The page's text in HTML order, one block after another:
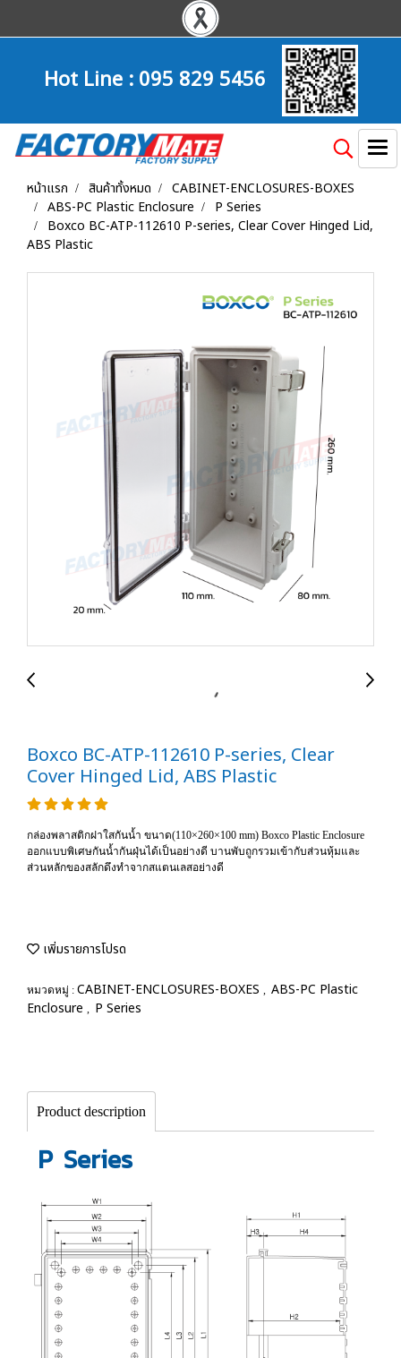
Hot Line :095 829 5456
หน้าแรก สินค้าทั้งหมด
CABINET-ENCLOSURES-BOXES
ABS-PC Plastic Enclosure
P Series
Boxco BC-ATP-112610 P-series, Clear Cover Hinged Lid,
ABS Plastic
Boxco BC-ATP-112610 P-series, Clear
Cover Hinged Lid, ABS Plastic
กล่องพลาสติกฝาใสกันน้ำ ขนาด(110×260×100 mm) Boxco Plastic Enclosure
ออกแบบพิเศษกันน้ำกันฝุ่นได้เป็นอย่างดี บานพับถูกรวมเข้ากับส่วนหุ้มและ
ส่วนหลักของสลักดึงทำจากสแตนเลสอย่างดี
เพิ่มรายการโปรด
หมวดหมู่ : CABINET-ENCLOSURES-BOXES , ABS-PC Plastic
Enclosure , P Series
Product description
P Series